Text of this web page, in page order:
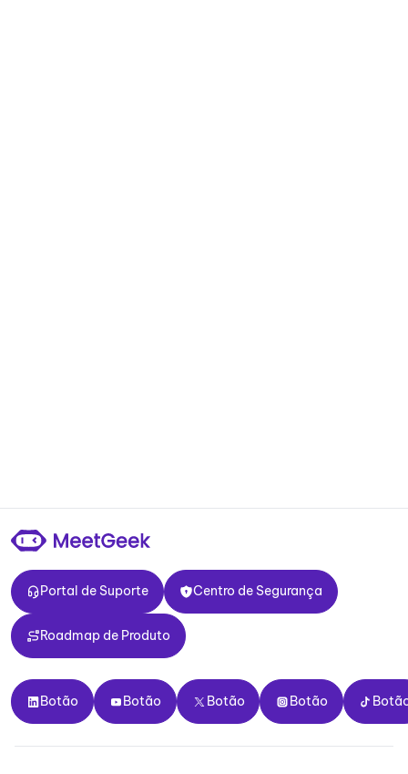
Portal de Suporte
Portal de Suporte
Centro de Segurança
Centro de Segurança
Roadmap de Produto
Roadmap de Produto
Botão
Botão
Botão
Botão
Botão
Botão
Botão
Botão Botão